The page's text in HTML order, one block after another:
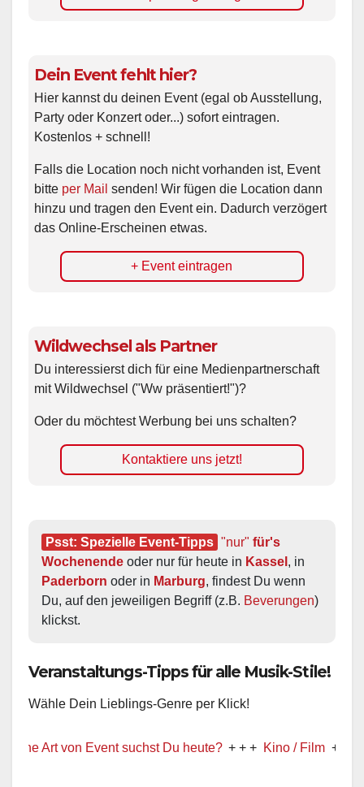
Dein Event fehlt hier?
Hier kannst du deinen Event (egal ob Ausstellung,
Party oder Konzert oder...) sofort eintragen.
Kostenlos + schnell!
Falls die Location noch nicht vorhanden ist, Event
bitte per Mail senden! Wir fügen die Location dann
hinzu und tragen den Event ein. Dadurch verzögert
das Online-Erscheinen etwas.
+ Event eintragen
Wildwechsel als Partner
Du interessierst dich für eine Medienpartnerschaft
mit Wildwechsel ("Ww präsentiert!")?
Oder du möchtest Werbung bei uns schalten?
Kontaktiere uns jetzt!
Psst: Spezielle Event-Tipps "nur" für's
Wochenende oder nur für heute in Kassel
Paderborn oder in Marburg, findest Du wenn
Du, auf den jeweiligen Begriff (z.B. Beverungen)
klickst.
Veranstaltungs-Tipps für alle Musik-Stile!
Wähle Dein Lieblings-Genre per Klick!
von Event suchst Du heute? + + + Kino / Film + + + Ww